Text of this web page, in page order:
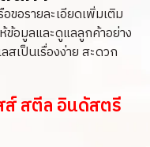
ขอรายละเอียดเพิ่มเติม
ข้อมูลและดูแลลูกค้าอย่าง
เป็นเรื่องง่าย สะดวก
ส์ สตีล อินดัสตรี